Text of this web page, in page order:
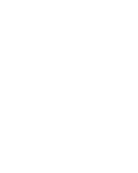
bracket and